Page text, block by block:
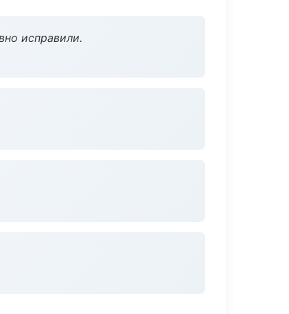
исправили.